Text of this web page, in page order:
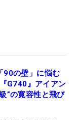
90の壁」に悩む
G740』アイアン
”の寛容性と飛び